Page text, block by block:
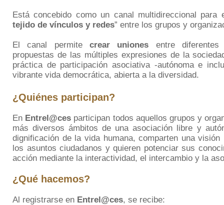
Está concebido como un canal multidireccional para
tejido de vínculos y redes” entre los grupos y
El canal permitecrear uniones entre
propuestas de las múltiples expresiones de la
práctica de participación asociativa -autónoma e
vibrante vida democrática, abierta a la diversidad.
¿Quiénes participan?
En Entrel@ces participan todos aquellos grupos y
más diversos ámbitos de una asociación libre y
dignificación de la vida humana, comparten una
los asuntos ciudadanos y quieren potenciar sus
acción mediante la interactividad, el intercambio y la
¿Qué hacemos?
Al registrarse en Entrel@ces, se recibe: